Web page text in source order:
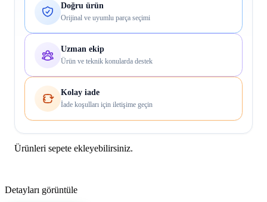
Doğru ürün
Orijinal ve uyumlu parça seçimi
Uzman ekip
Ürün ve teknik konularda destek
Kolay iade
İade koşulları için iletişime geçin
Ürünleri sepete ekleyebilirsiniz.
Detayları görüntüle